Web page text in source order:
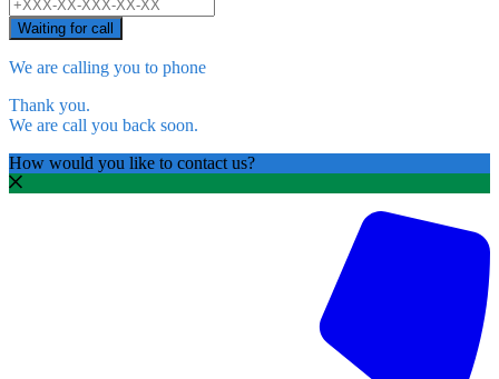
Waiting for call
We are calling you to phone
Thank you.
We are call you back soon.
How would you like to contact us?